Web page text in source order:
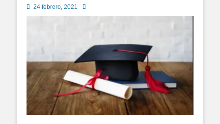
Publicado
en
24 febrero, 2021 Autor